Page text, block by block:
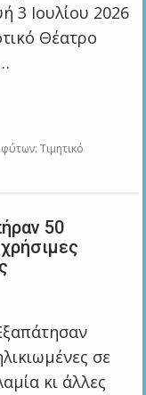
3 Ιουλίου 2026
Θέατρο
Τιμητικό
50
σε
κι άλλες